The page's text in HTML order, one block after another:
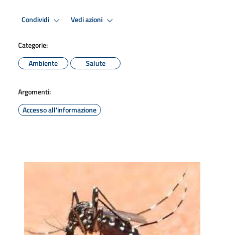
Condividi Vedi azioni
Categorie:
Ambiente
Salute
Argomenti:
Accesso all'informazione